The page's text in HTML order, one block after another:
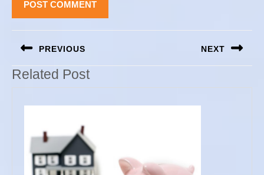
Navigation
de
l’article
PREVIOUS
Previous
post:
NEXT
post:
Related Post